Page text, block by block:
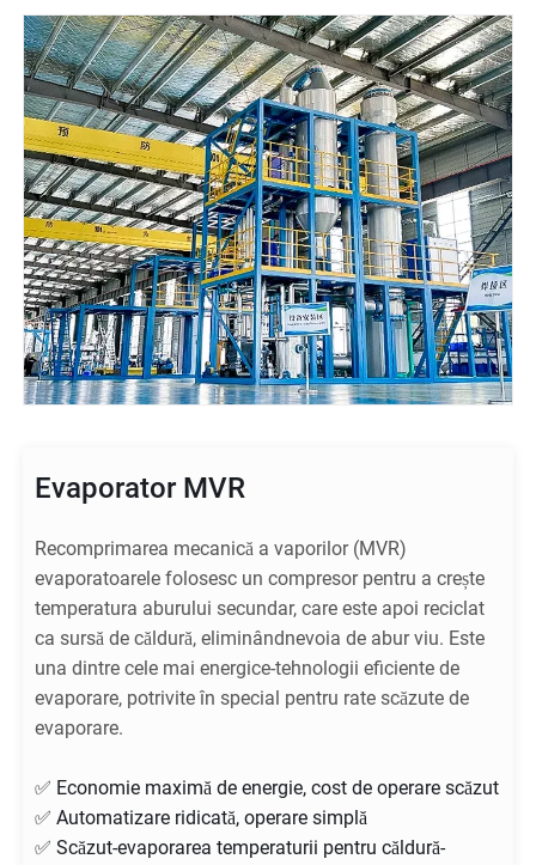
Evaporator MVR
Recomprimarea mecanică a vaporilor (MVR)
evaporatoarele folosesc un compresor pentru a crește
temperatura aburului secundar, care este apoi reciclat
ca sursă de căldură, eliminândnevoia de abur viu. Este
una dintre cele mai energice-tehnologii eficiente de
evaporare, potrivite în special pentru rate scăzute de
evaporare.
✅ Economie maximă de energie, cost de operare scăzut
✅ Automatizare ridicată, operare simplă
✅ Scăzut-evaporarea temperaturii pentru căldură-